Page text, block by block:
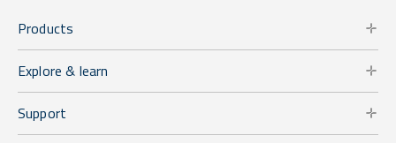
Products
Explore & learn
Support